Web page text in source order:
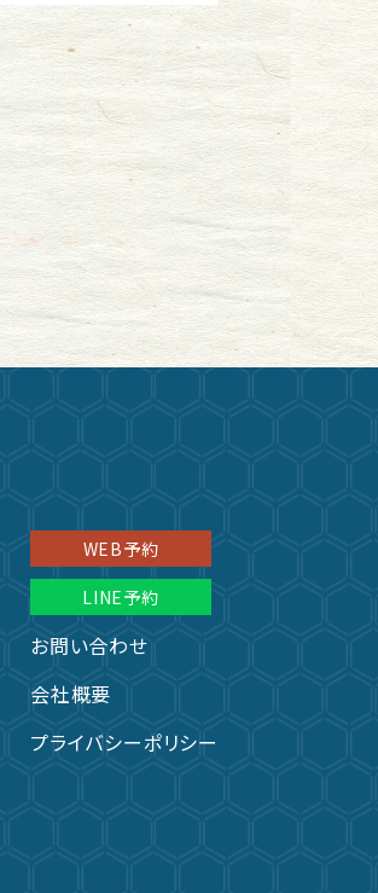
WEB予約
LINE予約
お問い合わせ
会社概要
プライバシーポリシー